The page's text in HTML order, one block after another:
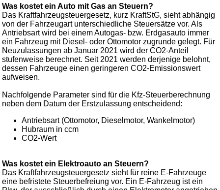
Was kostet ein Auto mit Gas an Steuern?
Das Kraftfahrzeugsteuergesetz, kurz KraftStG, sieht abhängig
von der Fahrzeugart unterschiedliche Steuersätze vor. Als
Antriebsart wird bei einem Autogas- bzw. Erdgasauto immer
ein Fahrzeug mit Diesel- oder Ottomotor zugrunde gelegt. Für
Neuzulassungen ab Januar 2021 wird der CO2-Anteil
stufenweise berechnet. Seit 2021 werden derjenige belohnt,
dessen Fahrzeuge einen geringeren CO2-Emissionswert
aufweisen.
Nachfolgende Parameter sind für die Kfz-Steuerberechnung
neben dem Datum der Erstzulassung entscheidend:
Antriebsart (Ottomotor, Dieselmotor, Wankelmotor)
Hubraum in ccm
CO2-Wert
Was kostet ein Elektroauto an Steuern?
Das Kraftfahrzeugsteuergesetz sieht für reine E-Fahrzeuge
eine befristete Steuerbefreiung vor. Ein E-Fahrzeug ist ein